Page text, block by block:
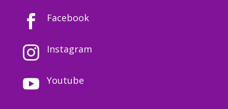
 Facebook
 Instagram
 Youtube